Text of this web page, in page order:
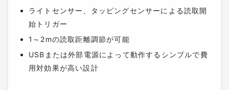
ライトセンサー、タッピングセンサーによる読取開
始トリガー
1～2mの読取距離調節が可能
USBまたは外部電源によって動作するシンプルで費
用対効果が高い設計